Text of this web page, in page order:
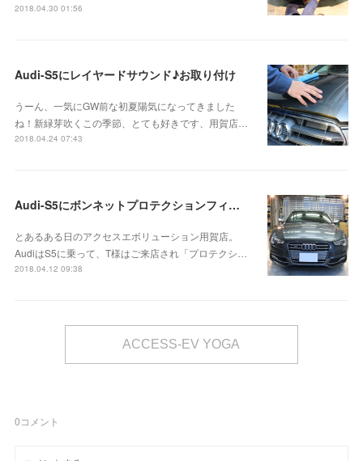
2018.04.30 01:56
Audi-S5にレイヤードサウンド♪お取り付け
うーん、一気にGW前な初夏陽気になってきました
ね！新緑芽吹くこの季節、とても好きです、用賀店…
2018.04.24 07:43
Audi-S5にボンネットプロテクションフィルム＆ウィンドウモールラッピング!
とあるある日のアクセスエボリューション用賀店。
AudiはS5に乗って、T様はご来店され「プロテクシ…
2018.04.12 09:38
ACCESS-EV YOGA
0コメント